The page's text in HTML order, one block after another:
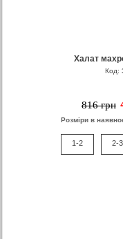
Халат
Код:
816 грн
Розміри в
1-2 2-3